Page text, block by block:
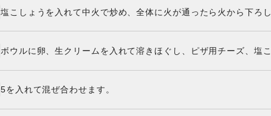
塩こしょうを入れて中火で炒め、全体に火が通ったら火から下ろ
ボウルに卵、生クリームを入れて溶きほぐし、ピザ用チーズ、塩
5を入れて混ぜ合わせます。